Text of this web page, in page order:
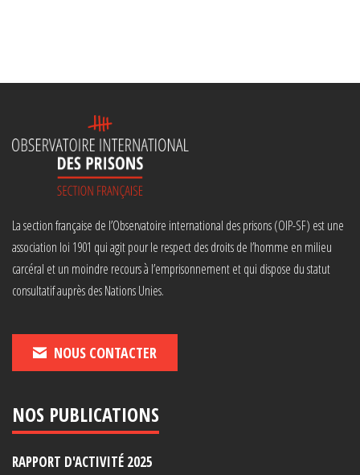
La section française de l’Observatoire international des prisons (OIP-SF) est une
association loi 1901 qui agit pour le respect des droits de l’homme en milieu
carcéral et un moindre recours à l’emprisonnement et qui dispose du statut
consultatif auprès des Nations Unies.
NOUS CONTACTER
NOS PUBLICATIONS
RAPPORT D'ACTIVITÉ 2025